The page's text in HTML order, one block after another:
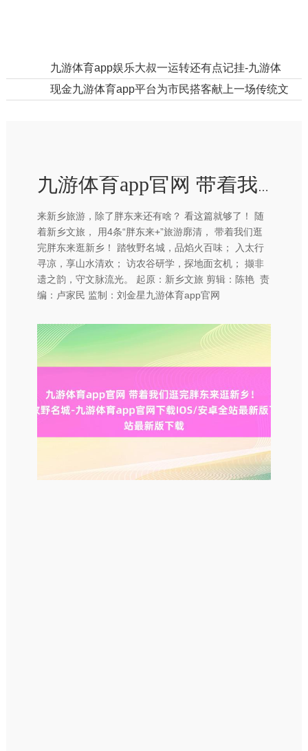
九游体育app娱乐大叔一运转还有点记挂-九游体育app官网下载IOS/安卓全站最新版下载
现金九游体育app平台为市民搭客献上一场传统文化与童趣创意交汇的节日盛宴-九游体育app官网下载IOS/安卓全站最新版下载
九游体育app官网 带着我们逛完胖东来逛新乡！ 踏牧野名城-九游体育app官网下载IOS/安卓全站最新版下载
来新乡旅游，除了胖东来还有啥？ 看这篇就够了！ 随
着新乡文旅， 用4条“胖东来+”旅游廓清， 带着我们逛
完胖东来逛新乡！ 踏牧野名城，品焰火百味； 入太行
寻凉，享山水清欢； 访农谷研学，探地面玄机； 撷非
遗之韵，守文脉流光。 起原：新乡文旅 剪辑：陈艳 责
编：卢家民 监制：刘金星九游体育app官网